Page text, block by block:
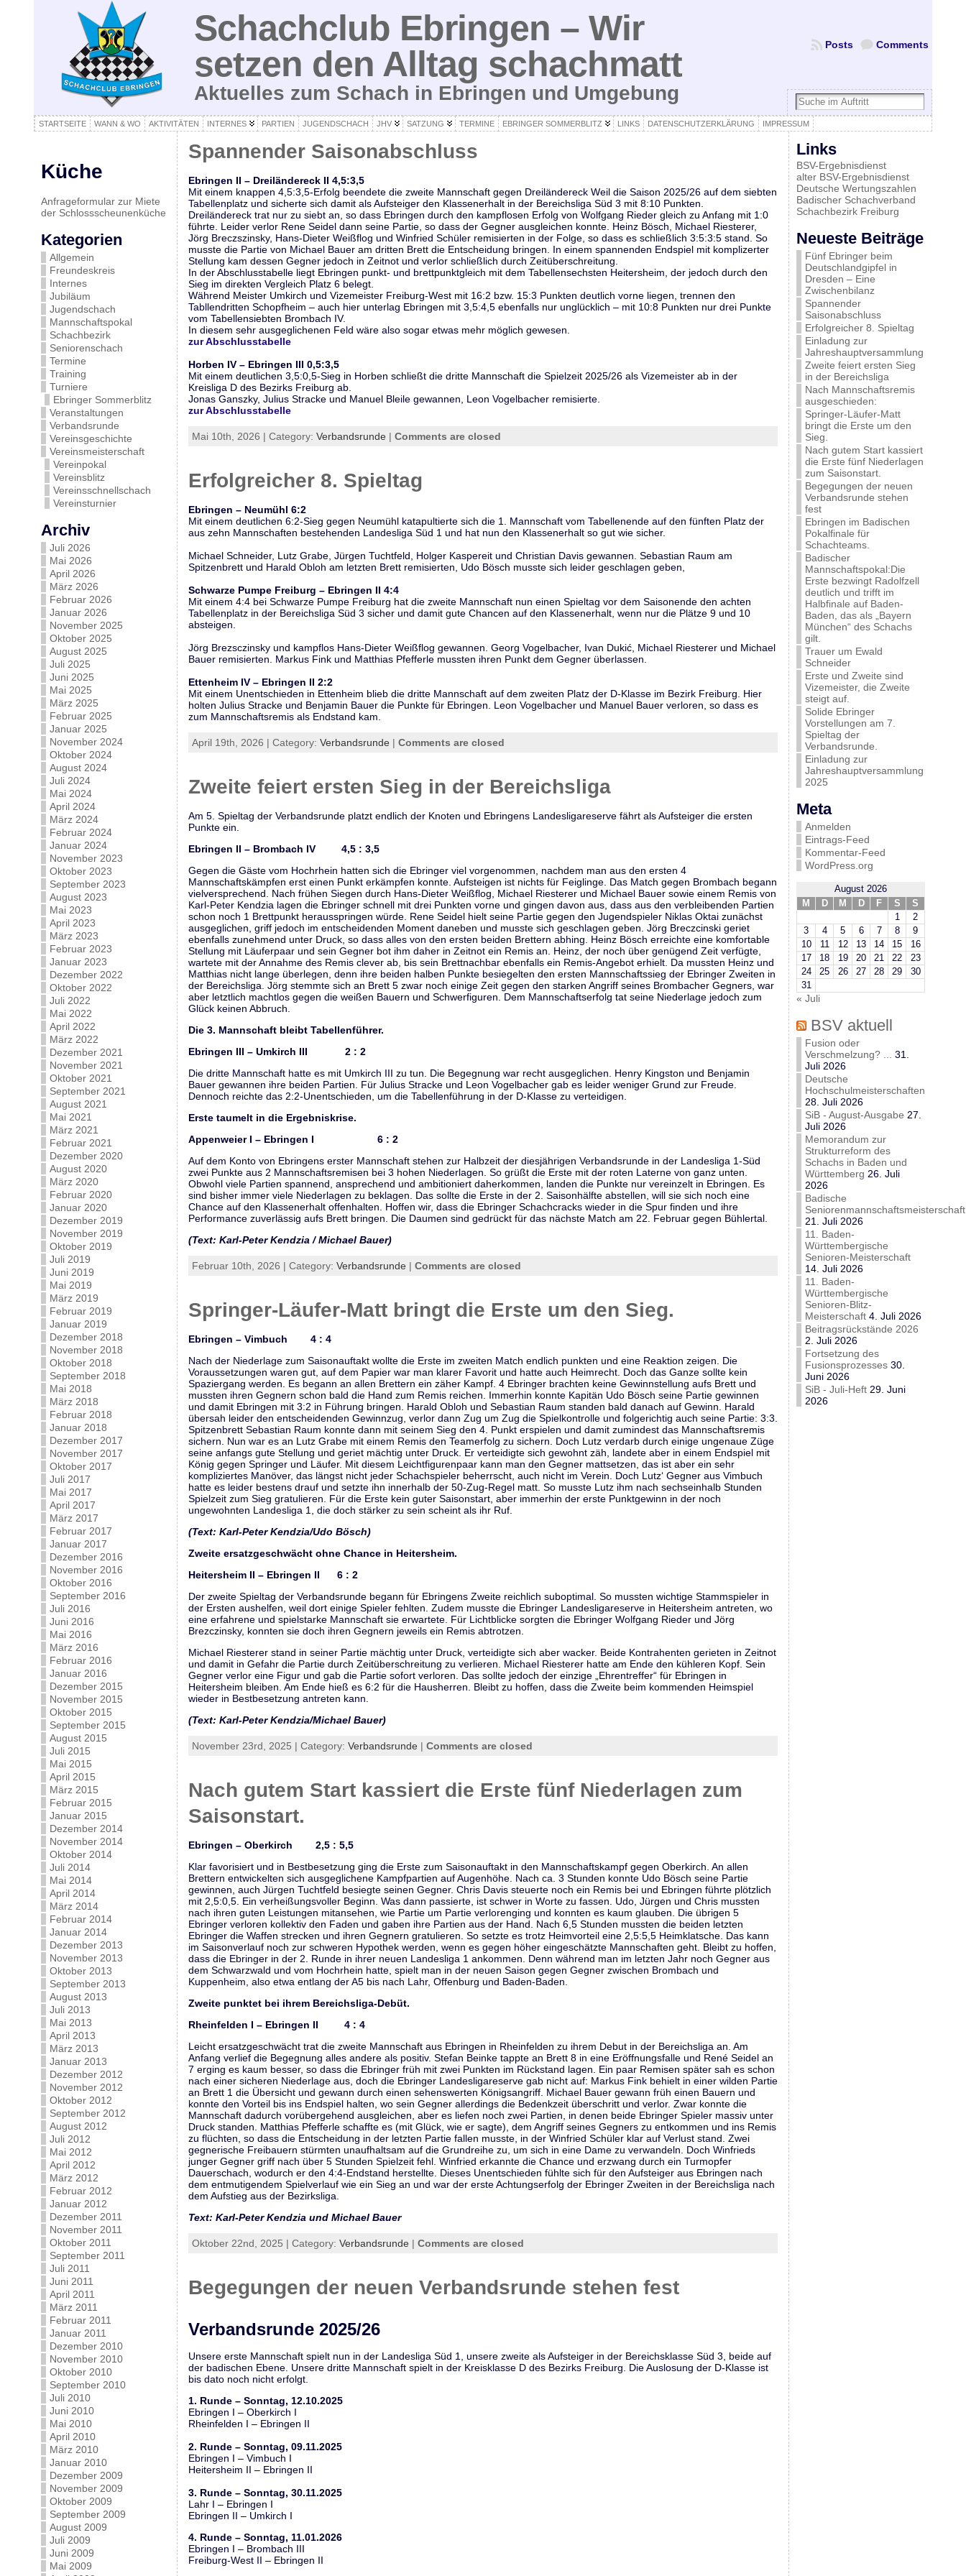
Schachclub Ebringen – Wir
setzen den Alltag schachmatt
Aktuelles zum Schach in Ebringen und Umgebung
Comments
Posts
STARTSEITE WANN & WO AKTIVITÄTEN INTERNES PARTIEN JUGENDSCHACH JHV SATZUNG TERMINE EBRINGER SOMMERBLITZ LINKS DATENSCHUTZERKLÄRUNG IMPRESSUM
Küche
Anfrageformular zur Miete
der Schlossscheunenküche
Kategorien
Allgemein
Freundeskreis
Internes
Jubiläum
Jugendschach
Mannschaftspokal
Schachbezirk
Seniorenschach
Termine
Training
Turniere
Ebringer Sommerblitz
Veranstaltungen
Verbandsrunde
Vereinsgeschichte
Vereinsmeisterschaft
Vereinpokal
Vereinsblitz
Vereinsschnellschach
Vereinsturnier
Archiv
Juli 2026
Mai 2026
April 2026
März 2026
Februar 2026
Januar 2026
November 2025
Oktober 2025
August 2025
Juli 2025
Juni 2025
Mai 2025
März 2025
Februar 2025
Januar 2025
November 2024
Oktober 2024
August 2024
Juli 2024
Mai 2024
April 2024
März 2024
Februar 2024
Januar 2024
November 2023
Oktober 2023
September 2023
August 2023
Mai 2023
April 2023
März 2023
Februar 2023
Januar 2023
Dezember 2022
Oktober 2022
Juli 2022
Mai 2022
April 2022
März 2022
Dezember 2021
November 2021
Oktober 2021
September 2021
August 2021
Mai 2021
März 2021
Februar 2021
Dezember 2020
August 2020
März 2020
Februar 2020
Januar 2020
Dezember 2019
November 2019
Oktober 2019
Juli 2019
Juni 2019
Mai 2019
März 2019
Februar 2019
Januar 2019
Dezember 2018
November 2018
Oktober 2018
September 2018
Mai 2018
März 2018
Februar 2018
Januar 2018
Dezember 2017
November 2017
Oktober 2017
Juli 2017
Mai 2017
April 2017
März 2017
Februar 2017
Januar 2017
Dezember 2016
November 2016
Oktober 2016
September 2016
Juli 2016
Juni 2016
Mai 2016
März 2016
Februar 2016
Januar 2016
Dezember 2015
November 2015
Oktober 2015
September 2015
August 2015
Juli 2015
Mai 2015
April 2015
März 2015
Februar 2015
Januar 2015
Dezember 2014
November 2014
Oktober 2014
Juli 2014
Mai 2014
April 2014
März 2014
Februar 2014
Januar 2014
Dezember 2013
November 2013
Oktober 2013
September 2013
August 2013
Juli 2013
Mai 2013
April 2013
März 2013
Januar 2013
Dezember 2012
November 2012
Oktober 2012
September 2012
August 2012
Juli 2012
Mai 2012
April 2012
März 2012
Februar 2012
Januar 2012
Dezember 2011
November 2011
Oktober 2011
September 2011
Juli 2011
Juni 2011
April 2011
März 2011
Februar 2011
Januar 2011
Dezember 2010
November 2010
Oktober 2010
September 2010
Juli 2010
Juni 2010
Mai 2010
April 2010
März 2010
Januar 2010
Dezember 2009
November 2009
Oktober 2009
September 2009
August 2009
Juli 2009
Juni 2009
Mai 2009
Spannender Saisonabschluss
Ebringen II – Dreiländereck II 4,5:3,5
Mit einem knappen 4,5:3,5-Erfolg beendete die zweite Mannschaft gegen Dreiländereck Weil die Saison 2025/26 auf dem siebten
Tabellenplatz und sicherte sich damit als Aufsteiger den Klassenerhalt in der Bereichsliga Süd 3 mit 8:10 Punkten.
Dreiländereck trat nur zu siebt an, so dass Ebringen durch den kampflosen Erfolg von Wolfgang Rieder gleich zu Anfang mit 1:0
führte. Leider verlor Rene Seidel dann seine Partie, so dass der Gegner ausgleichen konnte. Heinz Bösch, Michael Riesterer,
Jörg Breczszinsky, Hans-Dieter Weißflog und Winfried Schüler remisierten in der Folge, so dass es schließlich 3:5:3:5 stand. So
musste die Partie von Michael Bauer am dritten Brett die Entscheidung bringen. In einem spannenden Endspiel mit komplizerter
Stellung kam dessen Gegner jedoch in Zeitnot und verlor schließlich durch Zeitüberschreitung.
In der Abschlusstabelle liegt Ebringen punkt- und brettpunktgleich mit dem Tabellensechsten Heitersheim, der jedoch durch den
Sieg im direkten Vergleich Platz 6 belegt.
Während Meister Umkirch und Vizemeister Freiburg-West mit 16:2 bzw. 15:3 Punkten deutlich vorne liegen, trennen den
Tabllendritten Schopfheim – auch hier unterlag Ebringen mit 3,5:4,5 ebenfalls nur unglücklich – mit 10:8 Punkten nur drei Punkte
vom Tabellensiebten Brombach IV.
In diesem sehr ausgeglichenen Feld wäre also sogar etwas mehr möglich gewesen.
zur Abschlusstabelle
Horben IV – Ebringen III 0,5:3,5
Mit einem deutlichen 3,5:0,5-Sieg in Horben schließt die dritte Mannschaft die Spielzeit 2025/26 als Vizemeister ab in der
Kreisliga D des Bezirks Freiburg ab.
Jonas Ganszky, Julius Stracke und Manuel Bleile gewannen, Leon Vogelbacher remisierte.
zur Abschlusstabelle
Mai 10th, 2026 | Category: Verbandsrunde | Comments are closed
Erfolgreicher 8. Spieltag
Ebringen – Neumühl 6:2
Mit einem deutlichen 6:2-Sieg gegen Neumühl katapultierte sich die 1. Mannschaft vom Tabellenende auf den fünften Platz der
aus zehn Mannschaften bestehenden Landesliga Süd 1 und hat nun den Klassenerhalt so gut wie sicher.
Michael Schneider, Lutz Grabe, Jürgen Tuchtfeld, Holger Kaspereit und Christian Davis gewannen. Sebastian Raum am
Spitzenbrett und Harald Obloh am letzten Brett remisierten, Udo Bösch musste sich leider geschlagen geben,
Schwarze Pumpe Freiburg – Ebringen II 4:4
Mit einem 4:4 bei Schwarze Pumpe Freiburg hat die zweite Mannschaft nun einen Spieltag vor dem Saisonende den achten
Tabellenplatz in der Bereichsliga Süd 3 sicher und damit gute Chancen auf den Klassenerhalt, wenn nur die Plätze 9 und 10
absteigen.
Jörg Brezsczinsky und kampflos Hans-Dieter Weißflog gewannen. Georg Vogelbacher, Ivan Dukić, Michael Riesterer und Michael
Bauer remisierten. Markus Fink und Matthias Pfefferle mussten ihren Punkt dem Gegner überlassen.
Ettenheim IV – Ebringen II 2:2
Mit einem Unentschieden in Ettenheim blieb die dritte Mannschaft auf dem zweiten Platz der D-Klasse im Bezirk Freiburg. Hier
holten Julius Stracke und Benjamin Bauer die Punkte für Ebringen. Leon Vogelbacher und Manuel Bauer verloren, so dass es
zum Mannschaftsremis als Endstand kam.
April 19th, 2026 | Category: Verbandsrunde | Comments are closed
Zweite feiert ersten Sieg in der Bereichsliga
Am 5. Spieltag der Verbandsrunde platzt endlich der Knoten und Ebringens Landesligareserve fährt als Aufsteiger die ersten
Punkte ein.
Ebringen II – Brombach IV 4,5 : 3,5
Gegen die Gäste vom Hochrhein hatten sich die Ebringer viel vorgenommen, nachdem man aus den ersten 4
Mannschaftskämpfen erst einen Punkt erkämpfen konnte. Aufsteigen ist nichts für Feiglinge. Das Match gegen Brombach begann
vielversprechend. Nach frühen Siegen durch Hans-Dieter Weißflog, Michael Riesterer und Michael Bauer sowie einem Remis von
Karl-Peter Kendzia lagen die Ebringer schnell mit drei Punkten vorne und gingen davon aus, dass aus den verbleibenden Partien
schon noch 1 Brettpunkt herausspringen würde. Rene Seidel hielt seine Partie gegen den Jugendspieler Niklas Oktai zunächst
ausgeglichen, griff jedoch im entscheidenden Moment daneben und musste sich geschlagen geben. Jörg Breczcinski geriet
ebenfalls zunehmend unter Druck, so dass alles von den ersten beiden Brettern abhing. Heinz Bösch erreichte eine komfortable
Stellung mit Läuferpaar und sein Gegner bot ihm daher in Zeitnot ein Remis an. Heinz, der noch über genügend Zeit verfügte,
wartete mit der Annahme des Remis clever ab, bis sein Brettnachbar ebenfalls ein Remis-Angebot erhielt. Da mussten Heinz und
Matthias nicht lange überlegen, denn ihre beiden halben Punkte besiegelten den ersten Mannschaftssieg der Ebringer Zweiten in
der Bereichsliga. Jörg stemmte sich an Brett 5 zwar noch einige Zeit gegen den starken Angriff seines Brombacher Gegners, war
aber letztlich machtlos gegen die weißen Bauern und Schwerfiguren. Dem Mannschaftserfolg tat seine Niederlage jedoch zum
Glück keinen Abbruch.
Die 3. Mannschaft bleibt Tabellenführer.
Ebringen III – Umkirch III 2 : 2
Die dritte Mannschaft hatte es mit Umkirch III zu tun. Die Begegnung war recht ausgeglichen. Henry Kingston und Benjamin
Bauer gewannen ihre beiden Partien. Für Julius Stracke und Leon Vogelbacher gab es leider weniger Grund zur Freude.
Dennoch reichte das 2:2-Unentschieden, um die Tabellenführung in der D-Klasse zu verteidigen.
Erste taumelt in die Ergebniskrise.
Appenweier I – Ebringen I 6 : 2
Auf dem Konto von Ebringens erster Mannschaft stehen zur Halbzeit der diesjährigen Verbandsrunde in der Landesliga 1-Süd
zwei Punkte aus 2 Mannschaftsremisen bei 3 hohen Niederlagen. So grüßt die Erste mit der roten Laterne von ganz unten.
Obwohl viele Partien spannend, ansprechend und ambitioniert daherkommen, landen die Punkte nur vereinzelt in Ebringen. Es
sind bisher immer viele Niederlagen zu beklagen. Das sollte die Erste in der 2. Saisonhälfte abstellen, will sie sich noch eine
Chance auf den Klassenerhalt offenhalten. Hoffen wir, dass die Ebringer Schachcracks wieder in die Spur finden und ihre
Performance zuverlässig aufs Brett bringen. Die Daumen sind gedrückt für das nächste Match am 22. Februar gegen Bühlertal.
(Text: Karl-Peter Kendzia / Michael Bauer)
Februar 10th, 2026 | Category: Verbandsrunde | Comments are closed
Springer-Läufer-Matt bringt die Erste um den Sieg.
Ebringen – Vimbuch 4 : 4
Nach der Niederlage zum Saisonauftakt wollte die Erste im zweiten Match endlich punkten und eine Reaktion zeigen. Die
Voraussetzungen waren gut, auf dem Papier war man klarer Favorit und hatte auch Heimrecht. Doch das Ganze sollte kein
Spaziergang werden. Es begann an allen Brettern ein zäher Kampf. 4 Ebringer brachten keine Gewinnstellung aufs Brett und
mussten ihren Gegnern schon bald die Hand zum Remis reichen. Immerhin konnte Kapitän Udo Bösch seine Partie gewinnen
und damit Ebringen mit 3:2 in Führung bringen. Harald Obloh und Sebastian Raum standen bald danach auf Gewinn. Harald
übersah leider den entscheidenden Gewinnzug, verlor dann Zug um Zug die Spielkontrolle und folgerichtig auch seine Partie: 3:3.
Spitzenbrett Sebastian Raum konnte dann mit seinem Sieg den 4. Punkt erspielen und damit zumindest das Mannschaftsremis
sichern. Nun war es an Lutz Grabe mit einem Remis den Teamerfolg zu sichern. Doch Lutz verdarb durch einige ungenaue Züge
seine anfangs gute Stellung und geriet mächtig unter Druck. Er verteidigte sich gewohnt zäh, landete aber in einem Endspiel mit
König gegen Springer und Läufer. Mit diesem Leichtfigurenpaar kann man den Gegner mattsetzen, das ist aber ein sehr
kompliziertes Manöver, das längst nicht jeder Schachspieler beherrscht, auch nicht im Verein. Doch Lutz‘ Gegner aus Vimbuch
hatte es leider bestens drauf und setzte ihn innerhalb der 50-Zug-Regel matt. So musste Lutz ihm nach sechseinhalb Stunden
Spielzeit zum Sieg gratulieren. Für die Erste kein guter Saisonstart, aber immerhin der erste Punktgewinn in der noch
ungewohnten Landesliga 1, die doch stärker zu sein scheint als ihr Ruf.
(Text: Karl-Peter Kendzia/Udo Bösch)
Zweite ersatzgeschwächt ohne Chance in Heitersheim.
Heitersheim II – Ebringen II 6 : 2
Der zweite Spieltag der Verbandsrunde begann für Ebringens Zweite reichlich suboptimal. So mussten wichtige Stammspieler in
der Ersten aushelfen, weil dort einige Spieler fehlten. Zudem musste die Ebringer Landesligareserve in Heitersheim antreten, wo
eine erfahrene und spielstarke Mannschaft sie erwartete. Für Lichtblicke sorgten die Ebringer Wolfgang Rieder und Jörg
Brezczinsky, konnten sie doch ihren Gegnern jeweils ein Remis abtrotzen.
Michael Riesterer stand in seiner Partie mächtig unter Druck, verteidigte sich aber wacker. Beide Kontrahenten gerieten in Zeitnot
und damit in Gefahr die Partie durch Zeitüberschreitung zu verlieren. Michael Riesterer hatte am Ende den kühleren Kopf. Sein
Gegner verlor eine Figur und gab die Partie sofort verloren. Das sollte jedoch der einzige „Ehrentreffer“ für Ebringen in
Heitersheim bleiben. Am Ende hieß es 6:2 für die Hausherren. Bleibt zu hoffen, dass die Zweite beim kommenden Heimspiel
wieder in Bestbesetzung antreten kann.
(Text: Karl-Peter Kendzia/Michael Bauer)
November 23rd, 2025 | Category: Verbandsrunde | Comments are closed
Nach gutem Start kassiert die Erste fünf Niederlagen zum
Saisonstart.
Ebringen – Oberkirch 2,5 : 5,5
Klar favorisiert und in Bestbesetzung ging die Erste zum Saisonauftakt in den Mannschaftskampf gegen Oberkirch. An allen
Brettern entwickelten sich ausgeglichene Kampfpartien auf Augenhöhe. Nach ca. 3 Stunden konnte Udo Bösch seine Partie
gewinnen, auch Jürgen Tuchtfeld besiegte seinen Gegner. Chris Davis steuerte noch ein Remis bei und Ebringen führte plötzlich
mit 2,5:0,5. Ein verheißungsvoller Beginn. Was dann passierte, ist schwer in Worte zu fassen. Udo, Jürgen und Chris mussten
nach ihren guten Leistungen mitansehen, wie Partie um Partie verlorenging und konnten es kaum glauben. Die übrigen 5
Ebringer verloren kollektiv den Faden und gaben ihre Partien aus der Hand. Nach 6,5 Stunden mussten die beiden letzten
Ebringer die Waffen strecken und ihren Gegnern gratulieren. So setzte es trotz Heimvorteil eine 2,5:5,5 Heimklatsche. Das kann
im Saisonverlauf noch zur schweren Hypothek werden, wenn es gegen höher eingeschätzte Mannschaften geht. Bleibt zu hoffen,
dass die Ebringer in der 2. Runde in ihrer neuen Landesliga 1 ankommen. Denn während man im letzten Jahr noch Gegner aus
dem Schwarzwald und vom Hochrhein hatte, spielt man in der neuen Saison gegen Gegner zwischen Brombach und
Kuppenheim, also etwa entlang der A5 bis nach Lahr, Offenburg und Baden-Baden.
Zweite punktet bei ihrem Bereichsliga-Debüt.
Rheinfelden I – Ebringen II 4 : 4
Leicht ersatzgeschwächt trat die zweite Mannschaft aus Ebringen in Rheinfelden zu ihrem Debut in der Bereichsliga an. Am
Anfang verlief die Begegnung alles andere als positiv. Stefan Beinke tappte an Brett 8 in eine Eröffnungsfalle und René Seidel an
7 erging es kaum besser, so dass die Ebringer früh mit zwei Punkten im Rückstand lagen. Ein paar Remisen später sah es schon
nach einer sicheren Niederlage aus, doch die Ebringer Landesligareserve gab nicht auf: Markus Fink behielt in einer wilden Partie
an Brett 1 die Übersicht und gewann durch einen sehenswerten Königsangriff. Michael Bauer gewann früh einen Bauern und
konnte den Vorteil bis ins Endspiel halten, wo sein Gegner allerdings die Bedenkzeit überschritt und verlor. Zwar konnte die
Mannschaft dadurch vorübergehend ausgleichen, aber es liefen noch zwei Partien, in denen beide Ebringer Spieler massiv unter
Druck standen. Matthias Pfefferle schaffte es (mit Glück, wie er sagte), dem Angriff seines Gegners zu entkommen und ins Remis
zu flüchten, so dass die Entscheidung in der letzten Partie fallen musste, in der Winfried Schüler klar auf Verlust stand. Zwei
gegnerische Freibauern stürmten unaufhaltsam auf die Grundreihe zu, um sich in eine Dame zu verwandeln. Doch Winfrieds
junger Gegner griff nach über 5 Stunden Spielzeit fehl. Winfried erkannte die Chance und erzwang durch ein Turmopfer
Dauerschach, wodurch er den 4:4-Endstand herstellte. Dieses Unentschieden fühlte sich für den Aufsteiger aus Ebringen nach
dem entmutigendem Spielverlauf wie ein Sieg an und war der erste Achtungserfolg der Ebringer Zweiten in der Bereichsliga nach
dem Aufstieg aus der Bezirksliga.
Text: Karl-Peter Kendzia und Michael Bauer
Oktober 22nd, 2025 | Category: Verbandsrunde | Comments are closed
Begegungen der neuen Verbandsrunde stehen fest
Verbandsrunde 2025/26
Unsere erste Mannschaft spielt nun in der Landesliga Süd 1, unsere zweite als Aufsteiger in der Bereichsklasse Süd 3, beide auf
der badischen Ebene. Unsere dritte Mannschaft spielt in der Kreisklasse D des Bezirks Freiburg. Die Auslosung der D-Klasse ist
bis dato noch nicht erfolgt.
1. Runde – Sonntag, 12.10.2025
Ebringen I – Oberkirch I
Rheinfelden I – Ebringen II
2. Runde – Sonntag, 09.11.2025
Ebringen I – Vimbuch I
Heitersheim II – Ebringen II
3. Runde – Sonntag, 30.11.2025
Lahr I – Ebringen I
Ebringen II – Umkirch I
4. Runde – Sonntag, 11.01.2026
Ebringen I – Brombach III
Freiburg-West II – Ebringen II
Links
BSV-Ergebnisdienst
alter BSV-Ergebnisdienst
Deutsche Wertungszahlen
Badischer Schachverband
Schachbezirk Freiburg
Neueste Beiträge
Fünf Ebringer beim
Deutschlandgipfel in
Dresden – Eine
Zwischenbilanz
Spannender
Saisonabschluss
Erfolgreicher 8. Spieltag
Einladung zur
Jahreshauptversammlung
Zweite feiert ersten Sieg
in der Bereichsliga
Nach Mannschaftsremis
ausgeschieden:
Springer-Läufer-Matt
bringt die Erste um den
Sieg.
Nach gutem Start kassiert
die Erste fünf Niederlagen
zum Saisonstart.
Begegungen der neuen
Verbandsrunde stehen
fest
Ebringen im Badischen
Pokalfinale für
Schachteams.
Badischer
Mannschaftspokal:Die
Erste bezwingt Radolfzell
deutlich und trifft im
Halbfinale auf Baden-
Baden, das als „Bayern
München“ des Schachs
gilt.
Trauer um Ewald
Schneider
Erste und Zweite sind
Vizemeister, die Zweite
steigt auf.
Solide Ebringer
Vorstellungen am 7.
Spieltag der
Verbandsrunde.
Einladung zur
Jahreshauptversammlung
2025
Meta
Anmelden
Eintrags-Feed
Kommentar-Feed
WordPress.org
August 2026
M
D M D F S
S
1
2
3
4 5 6 7 8
9
10
11 12 13 14 15
16
17
18 19 20 21 22
23
24
25 26 27 28 29
30
31
« Juli
BSV aktuell
Fusion oder
Verschmelzung? ...
31.
Juli 2026
Deutsche
Hochschulmeisterschaften
28. Juli 2026
SiB - August-Ausgabe 27.
Juli 2026
Memorandum zur
Strukturreform des
Schachs in Baden und
Württemberg 26. Juli
2026
Badische
Seniorenmannschaftsmeisterschaft
21. Juli 2026
11. Baden-
Württembergische
Senioren-Meisterschaft
14. Juli 2026
11. Baden-
Württembergische
Senioren-Blitz-
Meisterschaft 4. Juli 2026
Beitragsrückstände 2026
2. Juli 2026
Fortsetzung des
Fusionsprozesses 30.
Juni 2026
SiB - Juli-Heft 29. Juni
2026